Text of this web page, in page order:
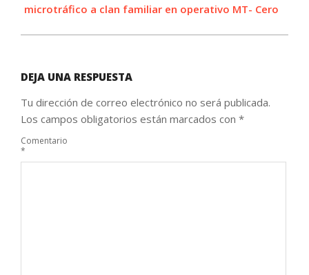
microtráfico a clan familiar en operativo MT- Cero
DEJA UNA RESPUESTA
Tu dirección de correo electrónico no será publicada.
Los campos obligatorios están marcados con *
Comentario
*